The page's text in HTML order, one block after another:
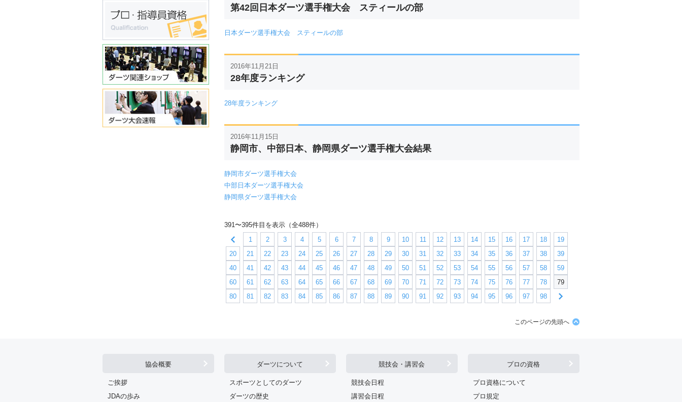
第42回日本ダーツ選手権大会 スティールの部
日本ダーツ選手権大会 スティールの部
2016年11月21日
28年度ランキング
28年度ランキング
2016年11月15日
静岡市、中部日本、静岡県ダーツ選手権大会結果
静岡市ダーツ選手権大会
中部日本ダーツ選手権大会
静岡県ダーツ選手権大会
391〜395件目を表示（全488件）
1
2 3 4 5 6 7 8 9 10 11 12 13 14 15 16 17 18
19
20
21 22 23 24 25 26 27 28 29 30 31 32 33 34 35 36 37 38
39
40
41 42 43 44 45 46 47 48 49 50 51 52 53 54 55 56 57 58
59
60
61 62 63 64 65 66 67 68 69 70 71 72 73 74 75 76 77 78
79
80
81 82 83 84 85 86 87 88 89 90 91 92 93 94 95 96 97 98
このページの先頭へ
協会概要
ご挨拶
JDAの歩み
ダーツについて
スポーツとしてのダーツ
ダーツの歴史
競技会・講習会
競技会日程
講習会日程
プロの資格
プロ資格について
プロ規定